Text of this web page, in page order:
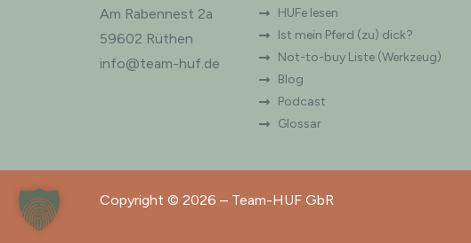
Am Rabennest 2a
59602 Rüthen
info@team-huf.de
HUFe lesen
Ist mein Pferd (zu) dick?
Not-to-buy Liste (Werkzeug)
Blog
Podcast
Glossar
Copyright © 2026 – Team-HUF GbR